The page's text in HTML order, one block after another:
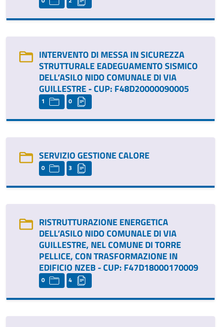
INTERVENTO DI MESSA IN SICUREZZA
STRUTTURALE EADEGUAMENTO SISMICO
DELL’ASILO NIDO COMUNALE DI VIA
GUILLESTRE - CUP: F48D20000090005
1 0
SERVIZIO GESTIONE CALORE
0 3
RISTRUTTURAZIONE ENERGETICA
DELL’ASILO NIDO COMUNALE DI VIA
GUILLESTRE, NEL COMUNE DI TORRE
PELLICE, CON TRASFORMAZIONE IN
EDIFICIO NZEB - CUP: F47D18000170009
0 4